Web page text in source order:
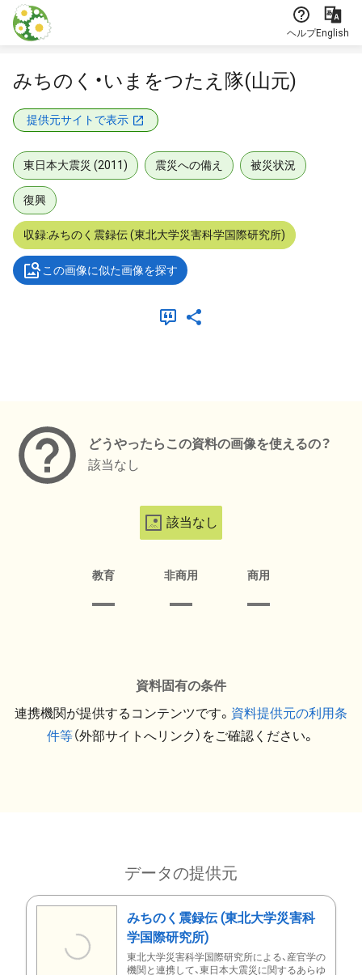
本文に飛ぶ
ヘルプEnglish
みちのく・いまをつたえ隊(山元)
提供元サイトで表示
東日本大震災 (2011) 震災への備え 被災状況
復興
収録:みちのく震録伝 (東北大学災害科学国際研究所)
この画像に似た画像を探す
どうやったらこの資料の画像を使えるの？
該当なし
該当なし
教育 非商用 商用
資料固有の条件
連携機関が提供するコンテンツです。 資料提供元の利用条
件等（外部サイトへリンク）をご確認ください。
データの提供元
みちのく震録伝 (東北大学災害科
学国際研究所)
東北大学災害科学国際研究所による、産官学の
機関と連携して、東日本大震災に関するあらゆ